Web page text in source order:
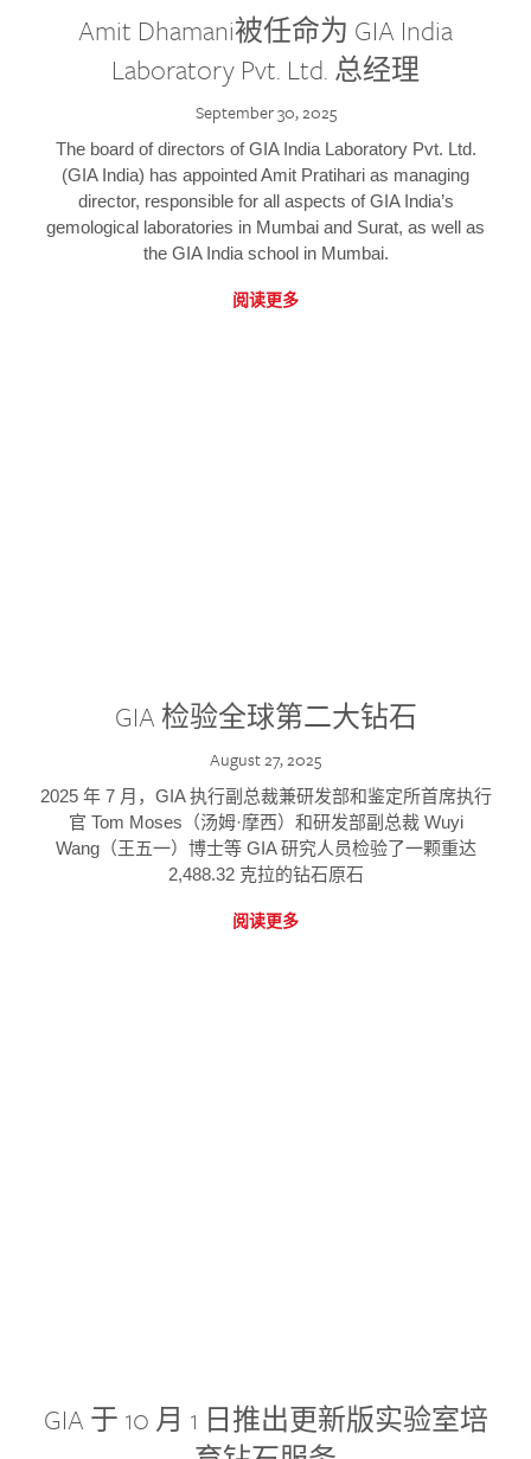
Amit Dhamani被任命为 GIA India
Laboratory Pvt. Ltd. 总经理
September 30, 2025
The board of directors of GIA India Laboratory Pvt. Ltd.
(GIA India) has appointed Amit Pratihari as managing
director, responsible for all aspects of GIA India’s
gemological laboratories in Mumbai and Surat, as well as
the GIA India school in Mumbai.
阅读更多
GIA 检验全球第二大钻石
August 27, 2025
2025 年 7 月，GIA 执行副总裁兼研发部和鉴定所首席执行
官 Tom Moses（汤姆·摩西）和研发部副总裁 Wuyi
Wang（王五一）博士等 GIA 研究人员检验了一颗重达
2,488.32 克拉的钻石原石
阅读更多
GIA 于 10 月 1 日推出更新版实验室培